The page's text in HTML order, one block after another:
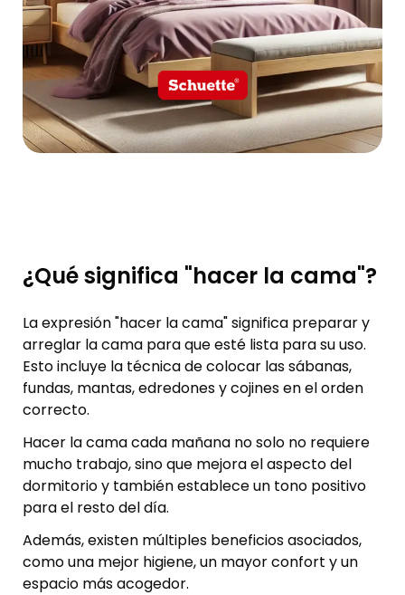
¿Qué significa "hacer la cama"?
La expresión "hacer la cama" significa preparar y
arreglar la cama para que esté lista para su uso.
Esto incluye la técnica de colocar las sábanas,
fundas, mantas, edredones y cojines en el orden
correcto.
Hacer la cama cada mañana no solo no requiere
mucho trabajo, sino que mejora el aspecto del
dormitorio y también establece un tono positivo
para el resto del día.
Además, existen múltiples beneficios asociados,
como una mejor higiene, un mayor confort y un
espacio más acogedor.